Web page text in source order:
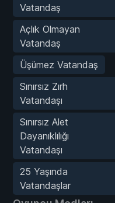
Vatandaş
Açlık Olmayan
Vatandaş
Üşümez Vatandaş
Sınırsız Zırh
Vatandaşı
Sınırsız Alet
Dayanıklılığı
Vatandaşı
25 Yaşında
Vatandaşlar